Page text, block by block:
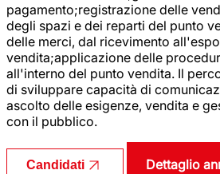
pagamento;registrazione delle
degli spazi e dei reparti del punto
delle merci, dal ricevimento
vendita;applicazione delle
all'interno del punto vendita. Il
di sviluppare capacità di
ascolto delle esigenze, vendita e
con il pubblico.
Candidati Dettaglio